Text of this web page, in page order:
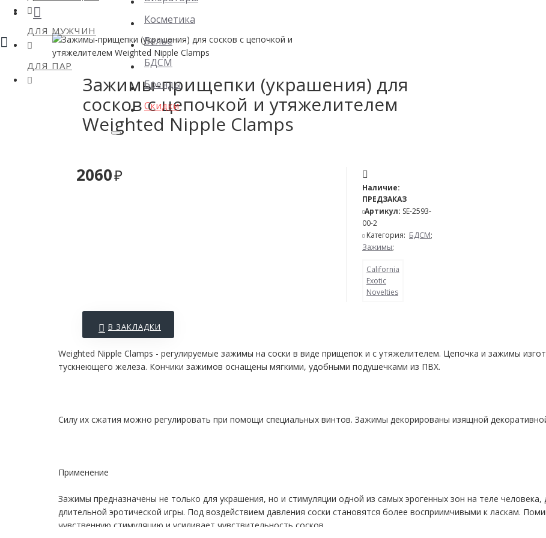
ДЛЯ МУЖЧИН
ДЛЯ ПАР
Косметика
Белье
БДСМ
Бренды
Скидки
Зажимы-прищепки (украшения) для
сосков с цепочкой и утяжелителем
Weighted Nipple Clamps
2060
Наличие:
ПРЕДЗАКАЗ
Артикул: SE-2593-
00-2
Категория: БДСМ;
Зажимы;
California
Exotic
Novelties
В ЗАКЛАДКИ
Weighted Nipple Clamps - регулируемые зажимы на соски в виде прищепок и с утяжелителем. Цепочка и зажимы
тускнеющего железа. Кончики зажимов оснащены мягкими, удобными подушечками из ПВХ.
Силу их сжатия можно регулировать при помощи специальных винтов. Зажимы декорированы изящной
Применение
Зажимы предназначены не только для украшения, но и стимуляции одной из самых эрогенных зон на теле
длительной эротической игры. Под воздействием давления соски становятся более восприимчивыми к ласкам.
чувственную стимуляцию и усиливает чувствительность сосков.